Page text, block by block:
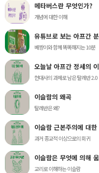
메타버스란 무엇인가?
개념에 대한 이해
유튜브로 보는 아프간
베짱이와 함께 똑똑해지는 10분
오늘날 아프간 정세의
현대사의 과제로 남은 탈레반 2.0
이슬람의 왜곡
탈레반은 왜?
이슬람 근본주의에 대한
과거 종교적 이상으로의 회귀
이슬람은 무엇에 의해
교리로 이해하는 이슬람